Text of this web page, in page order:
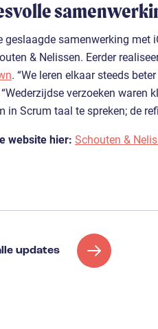
geslaagde samenwerking met
& Nelissen. Eerder
. “We leren elkaar steeds
verzoeken waren
in Scrum taal te spreken; de
website hier: Schouten &
updates